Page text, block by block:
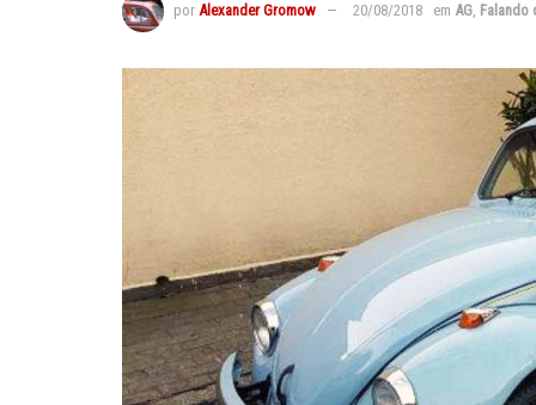
por Alexander Gromow 20/08/2018 em AG, Falando